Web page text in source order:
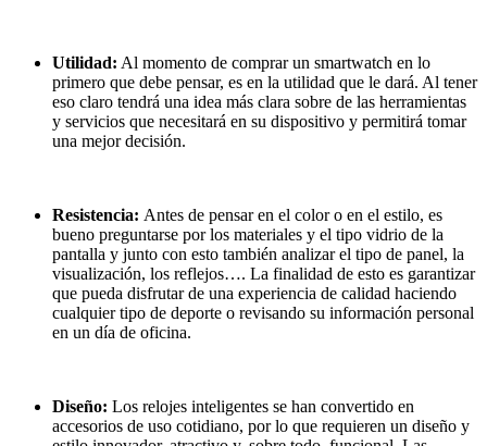
Utilidad: Al momento de comprar un smartwatch en lo
primero que debe pensar, es en la utilidad que le dará. Al tener
eso claro tendrá una idea más clara sobre de las herramientas
y servicios que necesitará en su dispositivo y permitirá tomar
una mejor decisión.
Resistencia: Antes de pensar en el color o en el estilo, es
bueno preguntarse por los materiales y el tipo vidrio de la
pantalla y junto con esto también analizar el tipo de panel, la
visualización, los reflejos…. La finalidad de esto es garantizar
que pueda disfrutar de una experiencia de calidad haciendo
cualquier tipo de deporte o revisando su información personal
en un día de oficina.
Diseño: Los relojes inteligentes se han convertido en
accesorios de uso cotidiano, por lo que requieren un diseño y